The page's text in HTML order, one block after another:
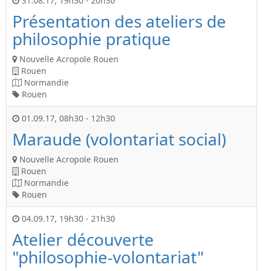
Présentation des ateliers de
philosophie pratique
Nouvelle Acropole Rouen
Rouen
Normandie
Rouen
01.09.17, 08h30 - 12h30
Maraude (volontariat social)
Nouvelle Acropole Rouen
Rouen
Normandie
Rouen
04.09.17, 19h30 - 21h30
Atelier découverte
"philosophie-volontariat"